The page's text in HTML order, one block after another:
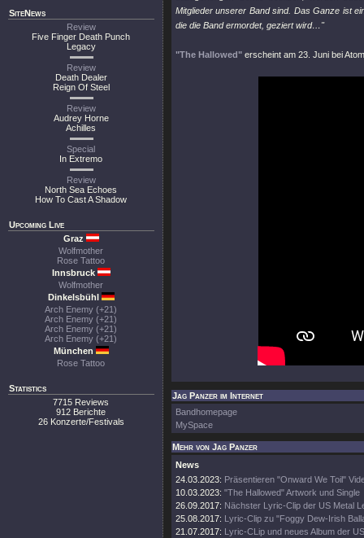
SiteNews
Review
Five Finger Death Punch
Legacy
Review
Death Dealer
Reign Of Steel
Review
Audrey Horne
Achilles
Special
In Extremo
Review
North Sea Echoes
How To Cast A Shadow
Upcoming Live
Graz
Wolfmother
Rose Tattoo
Innsbruck
Wolfmother
Dinkelsbühl
Arch Enemy (+21)
Arch Enemy (+21)
Arch Enemy (+21)
Arch Enemy (+21)
München
Rose Tattoo
Statistics
7715 Reviews
912 Berichte
26 Konzerte/Festivals
Mitglieder unserer Band sind. Das Ganze ist
die die Band ermordet, geziert wird…"
"The Hallowed" erscheint am 23. Juni bei
Jag Panzer im Internet
Bandhomepage
MySpace
Mehr von Jag Panzer
News
24.03.2023: Präsentieren "Onward We Toil"
10.03.2023: "The Hallowed" Artwork und Single
26.09.2017: Nächster Lyric-Clip der US Metal
25.08.2017: Lyric-Clip zu "Foggy Dew-Irish
21.07.2017: Lyric-CLip und neues Album der